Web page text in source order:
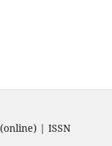
| ISSN